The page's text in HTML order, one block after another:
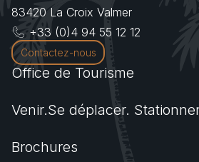
83420 La Croix Valmer
+33 (0)4 94 55 12 12
Contactez-nous
Office de Tourisme
Venir.Se déplacer.
Brochures